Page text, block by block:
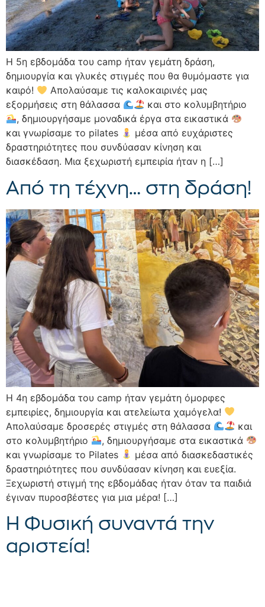
Η 5η εβδομάδα του camp ήταν γεμάτη δράση,
δημιουργία και γλυκές στιγμές που θα θυμόμαστε για
καιρό!
Απολαύσαμε τις καλοκαιρινές μας
εξορμήσεις στη θάλασσα
και στο κολυμβητήριο
, δημιουργήσαμε μοναδικά έργα στα εικαστικά
και γνωρίσαμε το pilates
μέσα από ευχάριστες
δραστηριότητες που συνδύασαν κίνηση και
διασκέδαση. Μια ξεχωριστή εμπειρία ήταν η […]
Από τη τέχνη… στη δράση!
Η 4η εβδομάδα του camp ήταν γεμάτη όμορφες
εμπειρίες, δημιουργία και ατελείωτα χαμόγελα!
Απολαύσαμε δροσερές στιγμές στη θάλασσα
και
στο κολυμβητήριο
, δημιουργήσαμε στα εικαστικά
και γνωρίσαμε το Pilates
μέσα από διασκεδαστικές
δραστηριότητες που συνδύασαν κίνηση και ευεξία.
Ξεχωριστή στιγμή της εβδομάδας ήταν όταν τα παιδιά
έγιναν πυροσβέστες για μια μέρα! […]
Η Φυσική συναντά την
αριστεία!